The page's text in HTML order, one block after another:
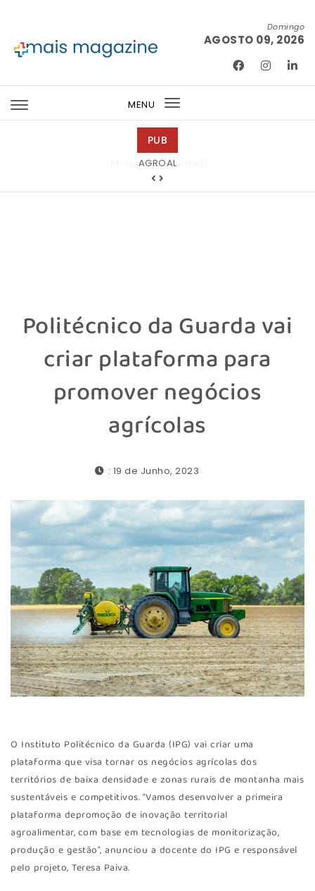
Domingo
AGOSTO 09, 2026
MENU
Toggle
PUB
Mondega Gourmet
Politécnico da Guarda vai
criar plataforma para
promover negócios
agrícolas
: 19 de Junho, 2023
O Instituto Politécnico da Guarda (IPG) vai criar uma
plataforma que visa tornar os negócios agrícolas dos
territórios de baixa densidade e zonas rurais de montanha mais
sustentáveis e competitivos. “Vamos desenvolver a primeira
plataforma depromoção de inovação territorial
agroalimentar,com base em tecnologias de monitorização,
produção e gestão”, anunciou a docente do IPG e responsável
pelo projeto, Teresa Paiva.